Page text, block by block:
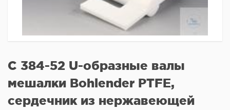
C 384-52 U-образные валы
мешалки Bohlender PTFE,
сердечник из нержавеющей